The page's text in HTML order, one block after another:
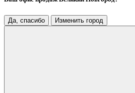
Да, спасибо Изменить город